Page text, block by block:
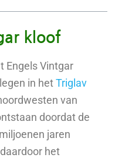
kloof
Engels Vintgar
in hetTriglav
van
doordat de
jaren
het